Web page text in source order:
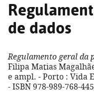
de dados
Regulamento geral da
Filipa Matias
e ampl. - Porto : Vida
- ISBN 978-989-768-